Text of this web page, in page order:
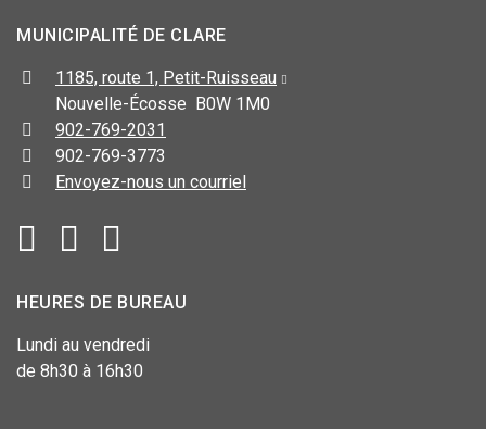
MUNICIPALITÉ DE CLARE
1185, route 1, Petit-Ruisseau
Nouvelle-Écosse B0W 1M0
902-769-2031
902-769-3773
Envoyez-nous un courriel
HEURES DE BUREAU
Lundi au vendredi
de 8h30 à 16h30